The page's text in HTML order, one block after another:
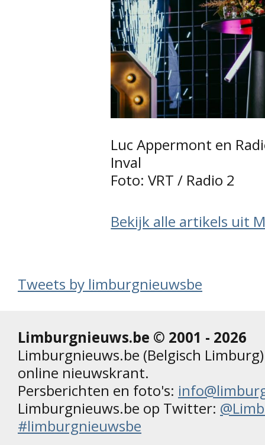
Luc Appermont en
Inval
Foto: VRT / Radio 2
Bekijk alle artikels uit
Tweets by limburgnieuwsbe
Limburgnieuws.be © 2001 - 2026
Limburgnieuws.be (Belgisch
online nieuwskrant.
Persberichten en foto's:
Limburgnieuws.be op Twitter:
#limburgnieuwsbe